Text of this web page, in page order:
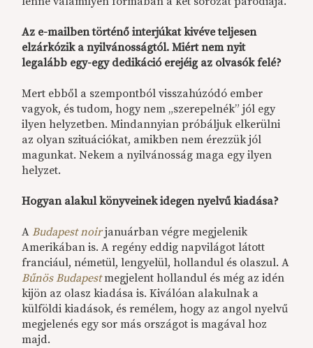
Az e-mailben történő interjúkat kivéve teljesen
elzárkózik a nyilvánosságtól. Miért nem nyit
legalább egy-egy dedikáció erejéig az olvasók felé?
Mert ebből a szempontból visszahúzódó ember
vagyok, és tudom, hogy nem „szerepelnék” jól egy
ilyen helyzetben. Mindannyian próbáljuk elkerülni
az olyan szituációkat, amikben nem érezzük jól
magunkat. Nekem a nyilvánosság maga egy ilyen
helyzet.
Hogyan alakul könyveinek idegen nyelvű kiadása?
ABudapest noirjanuárban végre megjelenik
Amerikában is. A regény eddig napvilágot látott
franciául, németül, lengyelül, hollandul és olaszul. A
Bűnös Budapestmegjelent hollandul és még az idén
kijön az olasz kiadása is. Kiválóan alakulnak a
külföldi kiadások, és remélem, hogy az angol nyelvű
megjelenés egy sor más országot is magával hoz
majd.